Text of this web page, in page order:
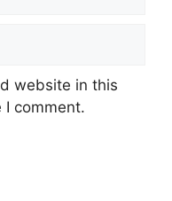
website in this
comment.